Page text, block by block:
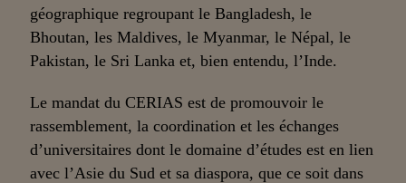
géographique regroupant le Bangladesh, le
Bhoutan, les Maldives, le Myanmar, le Népal, le
Pakistan, le Sri Lanka et, bien entendu, l’Inde.
Le mandat du CERIAS est de promouvoir le
rassemblement, la coordination et les échanges
d’universitaires dont le domaine d’études est en lien
avec l’Asie du Sud et sa diaspora, que ce soit dans